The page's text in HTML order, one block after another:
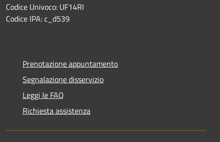
Codice Univoco: UF14RI
Codice IPA: c_d539
Prenotazione appuntamento
Segnalazione disservizio
Leggi le FAQ
Richiesta assistenza